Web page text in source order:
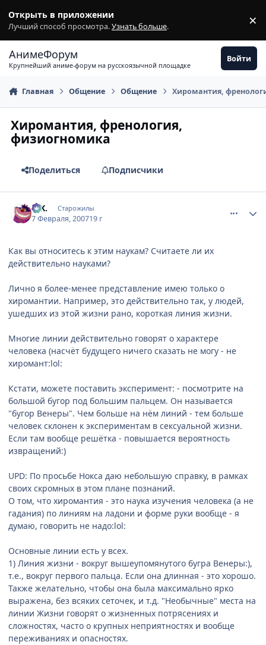
Открыть в приложении
Лучший способ просмотра.Узнать больше. ×
АнимеФорум
Крупнейший аниме-форум на русскоязычной площадке
Войти
Главная Общение Общение Хиромантия,
Хиромантия, френология,
физиогномика
Поделиться Подписчики
G.K. Старожилы
7 Февраля, 200719 г
Как вы относитесь к этим наукам? Считаете ли их
действительно науками?
Лично я более-менее представление имею только о
хиромантии. Например, это действительно так, у людей,
ушедших из этой жизни рано, короткая линия жизни.
Многие линии действительно говорят о характере
человека (насчёт будущего ничего сказать не могу - не
хиромант:lol:
Кстати, можете поставить эксперимент: - посмотрите на
большой бугор под большим пальцем. Он называется
"бугор Венеры". Чем больше на нём линий - тем больше
человек склонен к экспериментам в сексуальной жизни.
Если там вообще решётка - повышается вероятность
извращений:)
UPD: По просьбе Нокса даю небольшую справку, в рамках
своих скромных в этом плане познаний.
О том, что хиромантия - это наука изучения человека (а не
гадания) по линиям на ладони и форме руки вообще - я
думаю, говорить не надо:lol:
Основные линии есть у всех.
1) Линия жизни - вокруг вышеупомянутого бугра Венеры:),
т.е., вокруг первого пальца. Если она длинная - это хорошо.
Также желательно, чтобы она была максимально ярко
выражена, без всяких сеточек, и т.д. "Необычные" места на
линии Жизни говорят о жизненных потрясениях и
сложностях, часто о крупных неприятностях и вообще
переживаниях и опасностях.